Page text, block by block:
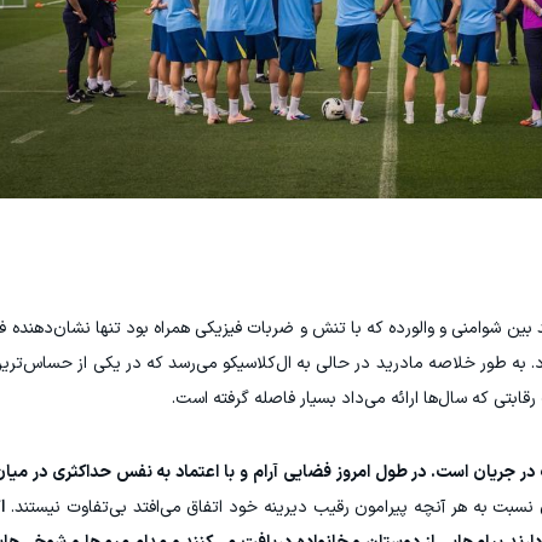
بین شوامنی و والورده که با تنش و ضربات فیزیکی همراه بود تنها
طور خلاصه مادرید در حالی به ال‌کلاسیکو می‌رسد که در یکی از
که سال‌ها ارائه می‌داد بسیار فاصله گرفته است.
جریان است. در طول امروز فضایی آرام و با اعتماد به نفس حداکثری در
به هر آنچه پیرامون رقیب دیرینه خود اتفاق می‌افتد بی‌تفاوت نیستند.